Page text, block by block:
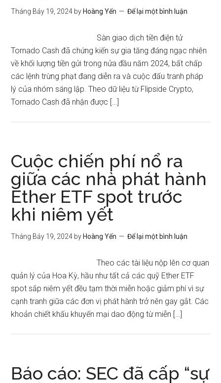
Tháng Bảy 19, 2024 by Hoàng Yến Để lại một bình luận
Sàn giao dịch tiền điện tử
Tornado Cash đã chứng kiến ​​sự gia tăng đáng ngạc nhiên
về khối lượng tiền gửi trong nửa đầu năm 2024, bất chấp
các lệnh trừng phạt đang diễn ra và cuộc đấu tranh pháp
lý của nhóm sáng lập. Theo dữ liệu từ Flipside Crypto,
Tornado Cash đã nhận được […]
Cuộc chiến phí nổ ra
giữa các nhà phát hành
Ether ETF spot trước
khi niêm yết
Tháng Bảy 19, 2024 by Hoàng Yến Để lại một bình luận
Theo các tài liệu nộp lên cơ quan
quản lý của Hoa Kỳ, hầu như tất cả các quỹ Ether ETF
spot sắp niêm yết đều tạm thời miễn hoặc giảm phí vì sự
cạnh tranh giữa các đơn vị phát hành trở nên gay gắt. Các
khoản chiết khấu khuyến mại dao động từ miễn […]
Báo cáo: SEC đã cấp “sự